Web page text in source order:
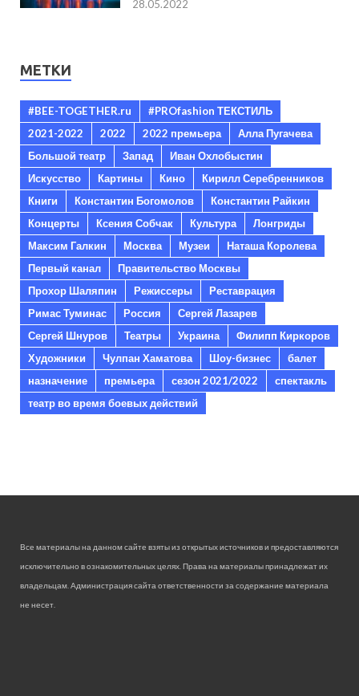
28.05.2022
МЕТКИ
#BEE-TOGETHER.ru
#PROfashion ТЕКСТИЛЬ
2021-2022
2022 2022 премьера
Алла Пугачева
Большой театр
Запад
Иван Охлобыстин
Искусство
Картины Кино
Кирилл Серебренников
Книги
Константин Богомолов
Константин Райкин
Концерты
Ксения Собчак Культура
Лонгриды
Максим Галкин
Москва Музеи
Наташа Королева
Первый канал
Правительство Москвы
Прохор Шаляпин
Режиссеры
Реставрация
Римас Туминас
Россия
Сергей Лазарев
Сергей Шнуров
Театры Украина
Филипп Киркоров
Художники
Чулпан Хаматова Шоу-бизнес
балет
назначение
премьера сезон 2021/2022
спектакль
театр во время боевых действий
Все материалы на данном сайте взяты из открытых источников и предоставляются
исключительно в ознакомительных целях. Права на материалы принадлежат их
владельцам. Администрация сайта ответственности за содержание материала
не несет.